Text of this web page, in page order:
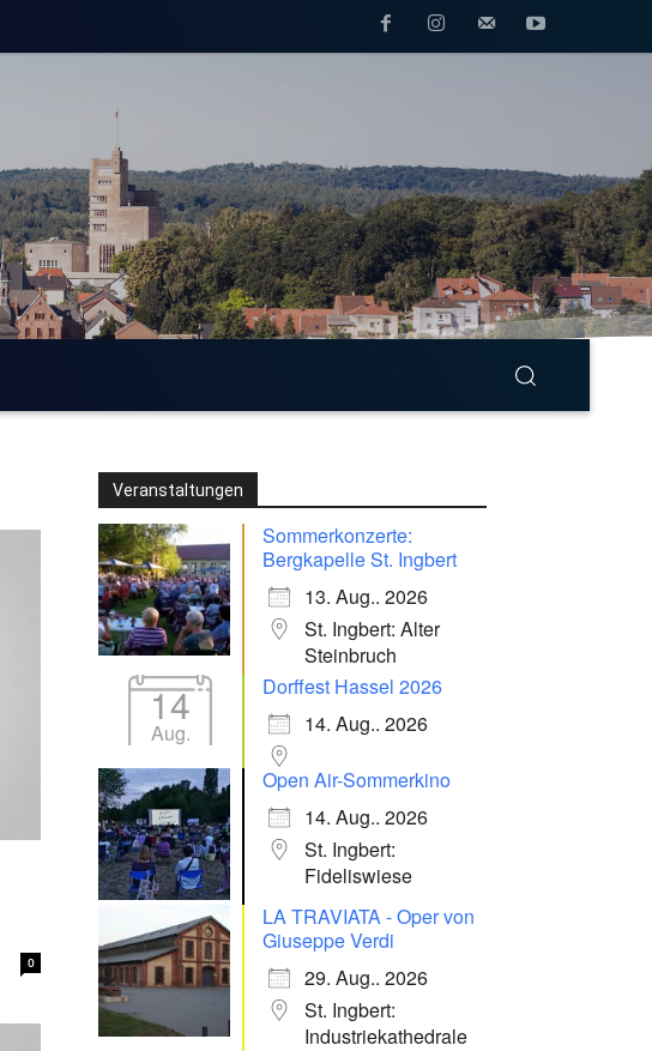
0
Veranstaltungen
Sommerkonzerte:
Bergkapelle St. Ingbert
13. Aug.. 2026
St. Ingbert: Alter
Steinbruch
14
Aug.
Dorffest Hassel 2026
14. Aug.. 2026
Open Air-Sommerkino
14. Aug.. 2026
St. Ingbert:
Fideliswiese
LA TRAVIATA - Oper von
Giuseppe Verdi
29. Aug.. 2026
St. Ingbert:
Industriekathedrale